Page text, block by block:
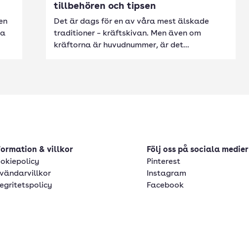
tillbehören och tipsen
Det är dags för en av våra mest älskade
traditioner – kräftskivan. Men även om
kräftorna är huvudnummer, är det...
& villkor
Följ oss på sociala medier
Pinterest
Instagram
Facebook